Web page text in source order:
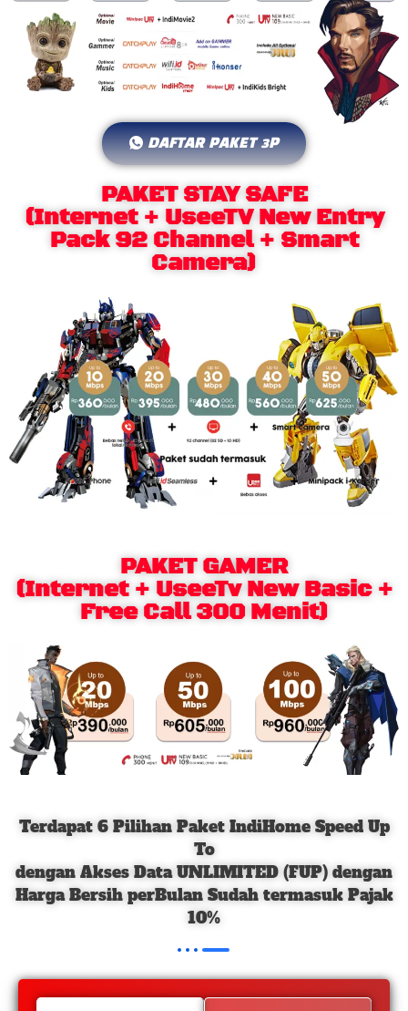
DAFTAR PAKET 3P
PAKET STAY SAFE
(Internet + UseeTV New Entry
Pack 92 Channel + Smart
Camera)
PAKET GAMER
(Internet + UseeTv New Basic +
Free Call 300 Menit)
Terdapat 6 Pilihan Paket IndiHome Speed Up
To
dengan Akses Data UNLIMITED (FUP) dengan
Harga Bersih perBulan Sudah termasuk Pajak
10%